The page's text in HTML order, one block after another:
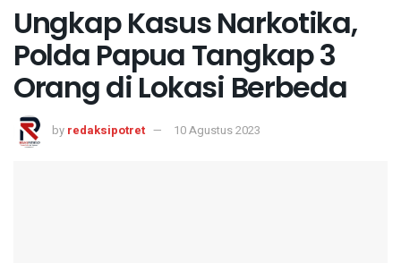
Ungkap Kasus Narkotika,
Polda Papua Tangkap 3
Orang di Lokasi Berbeda
by redaksipotret 10 Agustus 2023